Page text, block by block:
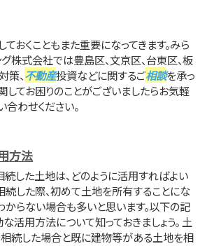
おくこともまた重要になってきます。みら
株式会社では豊島区、文京区、台東区、板
策、不動産投資などに関するご相談を承っ
してお困りのことがございましたらお気軽
わせください。
方法
続した土地は、どのように活用すればよい
続した際、初めて土地を所有することにな
からない場合も多いと思います。以下の記
活用方法について知っておきましょう。 土
相続した場合と既に建物等がある土地を相